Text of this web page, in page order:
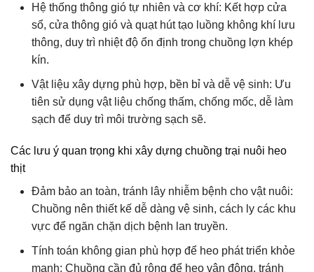
Hệ thống thông gió tự nhiên và cơ khí: Kết hợp cửa
sổ, cửa thông gió và quạt hút tạo luồng không khí lưu
thông, duy trì nhiệt độ ổn định trong chuồng lợn khép
kín.
Vật liệu xây dựng phù hợp, bền bỉ và dễ vệ sinh: Ưu
tiên sử dụng vật liệu chống thấm, chống mốc, dễ làm
sạch để duy trì môi trường sạch sẽ.
Các lưu ý quan trọng khi xây dựng chuồng trại nuôi heo
thịt
Đảm bảo an toàn, tránh lây nhiễm bệnh cho vật nuôi:
Chuồng nên thiết kế dễ dàng vệ sinh, cách ly các khu
vực để ngăn chặn dịch bệnh lan truyền.
Tính toán không gian phù hợp để heo phát triển khỏe
mạnh: Chuồng cần đủ rộng để heo vận động, tránh